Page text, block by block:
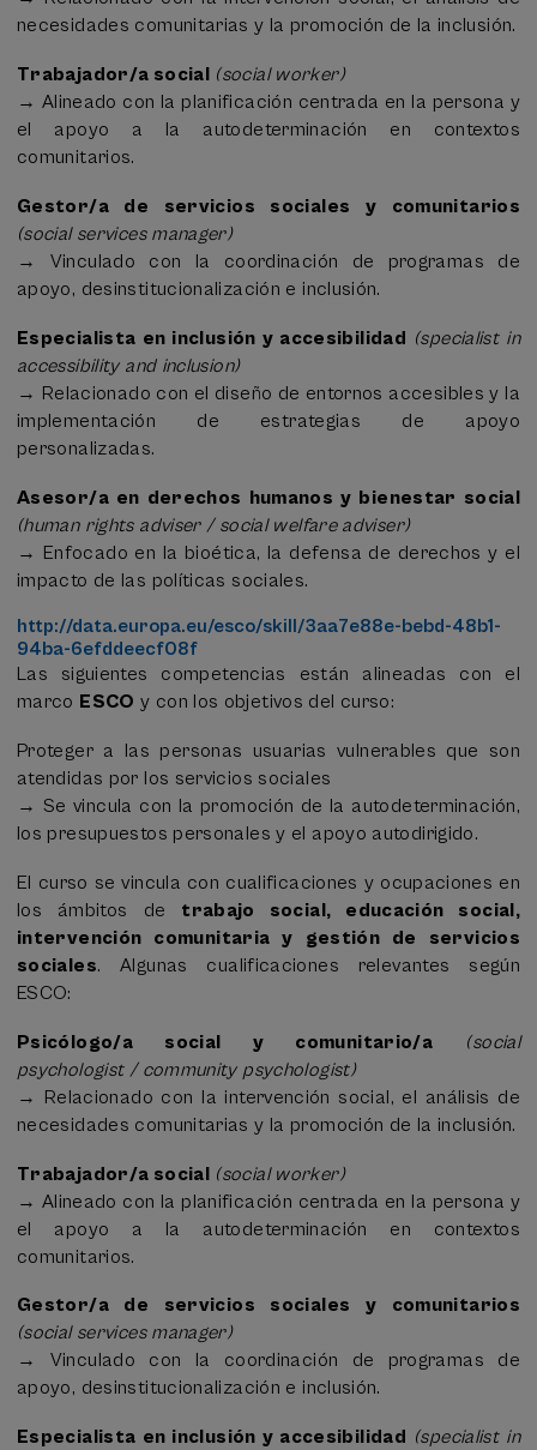
necesidades comunitarias y la promoción de la inclusión.
Trabajador/a social (social worker)
→ Alineado con la planificación centrada en la persona y
el apoyo a la autodeterminación en contextos
comunitarios.
Gestor/a de servicios sociales y comunitarios
(social services manager)
→ Vinculado con la coordinación de programas de
apoyo, desinstitucionalización e inclusión.
Especialista en inclusión y accesibilidad (specialist in
accessibility and inclusion)
→ Relacionado con el diseño de entornos accesibles y la
implementación de estrategias de apoyo
personalizadas.
Asesor/a en derechos humanos y bienestar social
(human rights adviser / social welfare adviser)
→ Enfocado en la bioética, la defensa de derechos y el
impacto de las políticas sociales.
http://data.europa.eu/esco/skill/3aa7e88e-bebd-48b1-
94ba-6efddeecf08f
Las siguientes competencias están alineadas con el
marco ESCO y con los objetivos del curso:
Proteger a las personas usuarias vulnerables que son
atendidas por los servicios sociales
→ Se vincula con la promoción de la autodeterminación,
los presupuestos personales y el apoyo autodirigido.
El curso se vincula con cualificaciones y ocupaciones en
los ámbitos de trabajo social, educación social,
intervención comunitaria y gestión de servicios
sociales. Algunas cualificaciones relevantes según
ESCO:
Psicólogo/a social y comunitario/a
(social
psychologist / community psychologist)
→ Relacionado con la intervención social, el análisis de
necesidades comunitarias y la promoción de la inclusión.
Trabajador/a social (social worker)
→ Alineado con la planificación centrada en la persona y
el apoyo a la autodeterminación en contextos
comunitarios.
Gestor/a de servicios sociales y comunitarios
(social services manager)
→ Vinculado con la coordinación de programas de
apoyo, desinstitucionalización e inclusión.
Especialista en inclusión y accesibilidad (specialist in